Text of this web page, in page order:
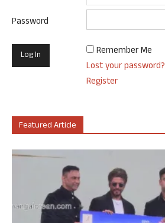
Password
Remember Me
Lost your password?
Register
Featured Article